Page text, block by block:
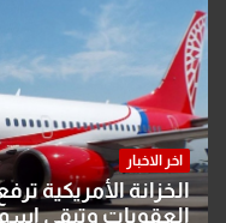
اخر الاخبار
الخزانة الأمريكية
العقوبات وتبقي